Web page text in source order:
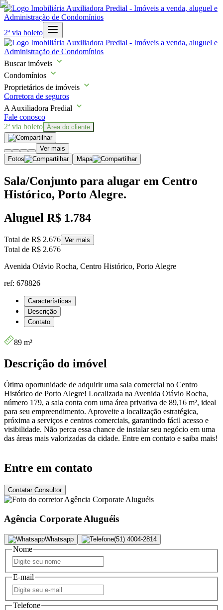
2ª via boleto
Buscar imóveis
Condomínios
Proprietários de imóveis
Corretora de seguros
A Auxiliadora Predial
Fale conosco
2ª via boleto Área do cliente
Ver mais
Fotos
Mapa
Sala/Conjunto para alugar em Centro
Histórico, Porto Alegre.
Aluguel R$ 1.784
Total de R$ 2.676 Ver mais
Total de R$ 2.676
Avenida Otávio Rocha, Centro Histórico, Porto Alegre
ref: 678826
Características
Descrição
Contato
89 m²
Descrição do imóvel
Ótima oportunidade de adquirir uma sala comercial no Centro
Histórico de Porto Alegre! Localizada na Avenida Otávio Rocha,
número 179, a sala conta com uma área privativa de 89,16 m², ideal
para seu empreendimento. Aproveite a localização estratégica,
próxima a serviços e centros comerciais, garantindo fácil acesso e
visibilidade. Não perca essa chance de instalar seu negócio em uma
das áreas mais valorizadas da cidade. Entre em contato e saiba mais!
Entre em contato
Contatar Consultor
Agência Corporate Aluguéis
Whatsapp (51) 4004-2814
Nome
E-mail
Telefone